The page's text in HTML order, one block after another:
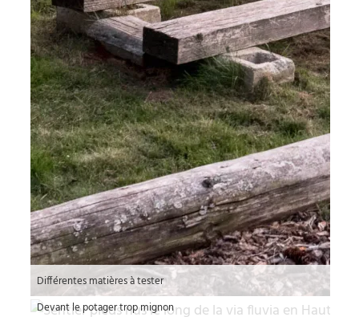
Différentes matières à tester
Devant le potager trop mignon